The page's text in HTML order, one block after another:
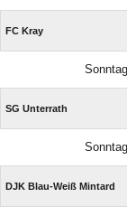
FC Kray
SG Unterrath
DJK Blau-Weiß Mintard